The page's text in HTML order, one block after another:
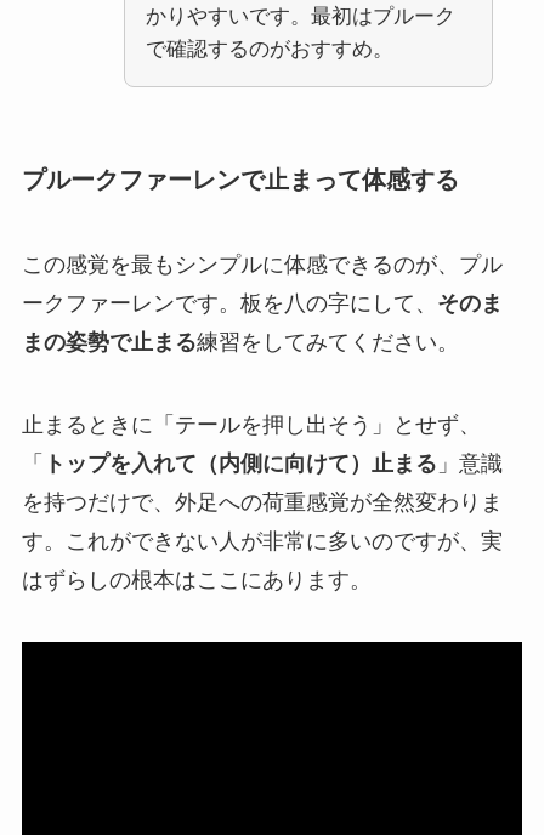
かりやすいです。最初はプルーク
で確認するのがおすすめ。
プルークファーレンで止まって体感する
この感覚を最もシンプルに体感できるのが、プル
ークファーレンです。板を八の字にして、 そのま
まの姿勢で止まる練習をしてみてください。
止まるときに「テールを押し出そう」とせず、
「
トップを入れて（内側に向けて）止まる 」意識
を持つだけで、外足への荷重感覚が全然変わりま
す。これができない人が非常に多いのですが、実
はずらしの根本はここにあります。